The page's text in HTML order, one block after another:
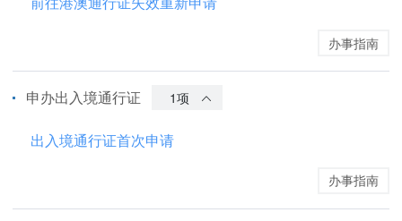
办事指南
申办出入境通行证 1项
出入境通行证首次申请
办事指南